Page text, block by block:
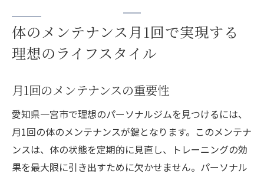
体のメンテナンス月1回で実現する
理想のライフスタイル
月1回のメンテナンスの重要性
愛知県一宮市で理想のパーソナルジムを見つけるには、
月1回の体のメンテナンスが鍵となります。このメンテナ
ンスは、体の状態を定期的に見直し、トレーニングの効
果を最大限に引き出すために欠かせません。パーソナル